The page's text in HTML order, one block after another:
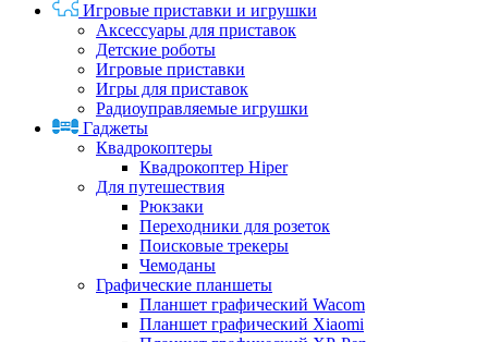
Игровые приставки и игрушки
Аксессуары для приставок
Детские роботы
Игровые приставки
Игры для приставок
Радиоуправляемые игрушки
Гаджеты
Квадрокоптеры
Квадрокоптер Hiper
Для путешествия
Рюкзаки
Переходники для розеток
Поисковые трекеры
Чемоданы
Графические планшеты
Планшет графический Wacom
Планшет графический Xiaomi